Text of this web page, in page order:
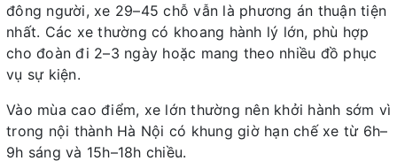
đông người, xe 29–45 chỗ vẫn là phương án thuận tiện
nhất. Các xe thường có khoang hành lý lớn, phù hợp
cho đoàn đi 2–3 ngày hoặc mang theo nhiều đồ phục
vụ sự kiện.
Vào mùa cao điểm, xe lớn thường nên khởi hành sớm vì
trong nội thành Hà Nội có khung giờ hạn chế xe từ 6h–
9h sáng và 15h–18h chiều.